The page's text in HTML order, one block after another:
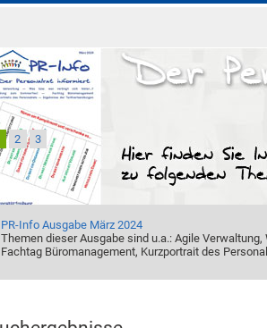
PR-Info Ausgabe März 2024
Themen dieser Ausgabe sind u.a.: Agile
Fachtag Büromanagement, Kurzportrait des
2 3